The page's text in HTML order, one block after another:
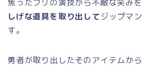
焦ったフリの演技から不敵な笑み
しげな道具を取り出してジップマ
す。
勇者が取り出したそのアイテムか